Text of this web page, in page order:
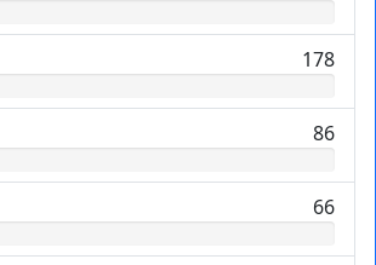
178
86
66